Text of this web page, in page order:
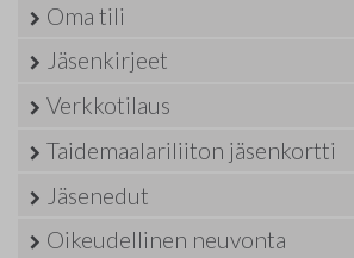
Oma tili
Jäsenkirjeet
Verkkotilaus
Taidemaalariliiton jäsenkortti
Jäsenedut
Oikeudellinen neuvonta